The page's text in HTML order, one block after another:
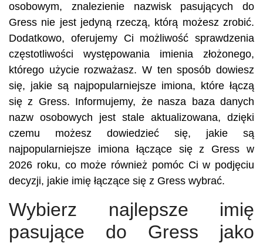
osobowym, znalezienie nazwisk pasujących do
Gress nie jest jedyną rzeczą, którą możesz zrobić.
Dodatkowo, oferujemy Ci możliwość sprawdzenia
częstotliwości występowania imienia złożonego,
którego użycie rozważasz. W ten sposób dowiesz
się, jakie są najpopularniejsze imiona, które łączą
się z Gress. Informujemy, że nasza baza danych
nazw osobowych jest stale aktualizowana, dzięki
czemu możesz dowiedzieć się, jakie są
najpopularniejsze imiona łączące się z Gress w
2026 roku, co może również pomóc Ci w podjęciu
decyzji, jakie imię łączące się z Gress wybrać.
Wybierz najlepsze imię
pasujące do Gress jako